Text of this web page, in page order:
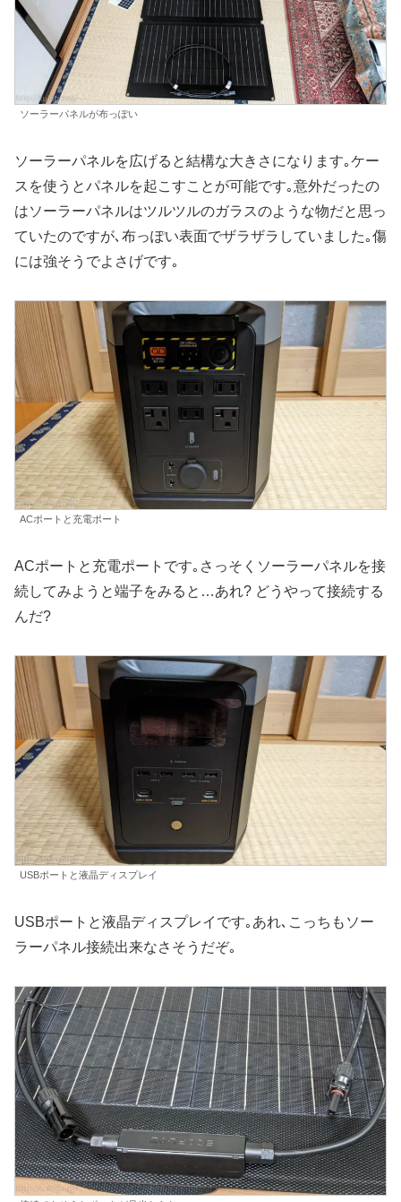
ソーラーパネルが布っぽい
ソーラーパネルを広げると結構な大きさになります｡ケー
スを使うとパネルを起こすことが可能です｡意外だったの
はソーラーパネルはツルツルのガラスのような物だと思っ
ていたのですが､布っぽい表面でザラザラしていました｡傷
には強そうでよさげです｡
ACポートと充電ポート
ACポートと充電ポートです｡さっそくソーラーパネルを接
続してみようと端子をみると…あれ? どうやって接続する
んだ?
USBポートと液晶ディスプレイ
USBポートと液晶ディスプレイです｡あれ､こっちもソー
ラーパネル接続出来なさそうだぞ｡